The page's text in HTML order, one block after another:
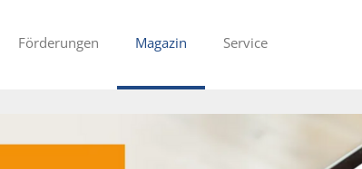
Förderungen Magazin Service